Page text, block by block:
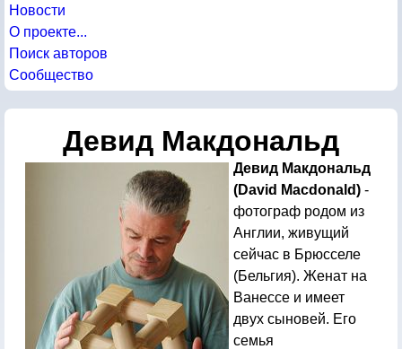
Новости
О проекте...
Поиск авторов
Сообщество
Девид Макдональд
Девид Макдональд
(David Macdonald) -
фотограф родом из
Англии, живущий
сейчас в Брюсселе
(Бельгия). Женат на
Ванессе и имеет
двух сыновей. Его
семья